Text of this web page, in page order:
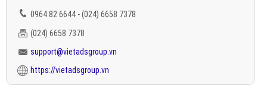
0964 82 6644 - (024) 6658 7378
(024) 6658 7378
support@vietadsgroup.vn
https://vietadsgroup.vn